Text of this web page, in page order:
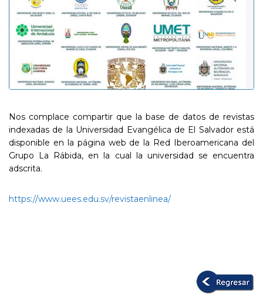
Nos complace compartir que la base de datos de revistas
indexadas de la Universidad Evangélica de El Salvador está
disponible en la página web de la Red Iberoamericana del
Grupo La Rábida, en la cual la universidad se encuentra
adscrita.
https://www.uees.edu.sv/revistaenlinea/